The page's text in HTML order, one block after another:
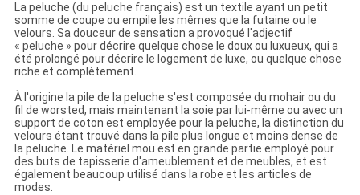
La peluche (du peluche français) est un textile ayant un petit
somme de coupe ou empile les mêmes que la futaine ou le
velours. Sa douceur de sensation a provoqué l'adjectif
« peluche » pour décrire quelque chose le doux ou luxueux, qui a
été prolongé pour décrire le logement de luxe, ou quelque chose
riche et complètement.
À l'origine la pile de la peluche s'est composée du mohair ou du
fil de worsted, mais maintenant la soie par lui-même ou avec un
support de coton est employée pour la peluche, la distinction du
velours étant trouvé dans la pile plus longue et moins dense de
la peluche. Le matériel mou est en grande partie employé pour
des buts de tapisserie d'ameublement et de meubles, et est
également beaucoup utilisé dans la robe et les articles de
modes.